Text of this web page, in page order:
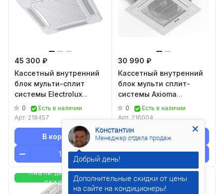
45 300 ₽
Кассетный внутренний
блок мульти-сплит
системы Electrolux
EACC/I-12 FMI/N8 ERP
0
Есть в наличии
Арт. 218457
В корзину
30 990 ₽
Кассетный внутренний
блок мульти сплит-
системы Axioma
ASX09MCZ1R
0
Есть в наличии
Арт.216004
В корзину
НАШЛИ ДЕШЕВЛЕ-
СКИДКА
НАШЛИ ДЕШЕВЛЕ-
СКИДКА
Константин
Менеджер отдела продаж
Добрый день!
Дополнительные скидки от цены
на сайте на кондиционеры!